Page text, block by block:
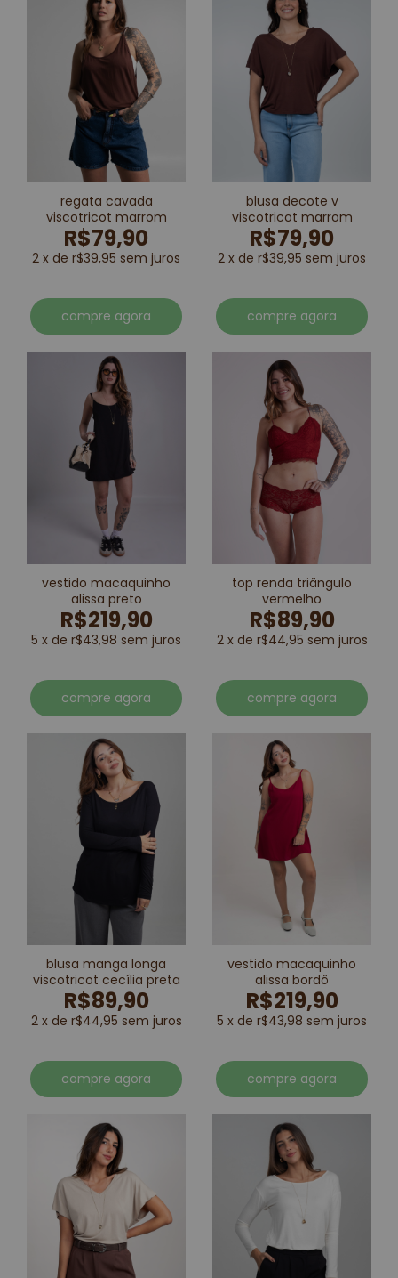
regata cavada
viscotricot marrom
R$79,90
2 x de r$39,95 sem juros
compre agora
blusa decote v
viscotricot marrom
R$79,90
2 x de r$39,95 sem juros
compre agora
vestido macaquinho
alissa preto
R$219,90
5 x de r$43,98 sem juros
compre agora
top renda triângulo
vermelho
R$89,90
2 x de r$44,95 sem juros
compre agora
blusa manga longa
viscotricot cecília preta
R$89,90
2 x de r$44,95 sem juros
compre agora
vestido macaquinho
alissa bordô
R$219,90
5 x de r$43,98 sem juros
compre agora